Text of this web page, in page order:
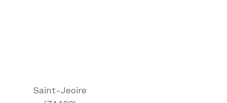
Saint-Jeoire